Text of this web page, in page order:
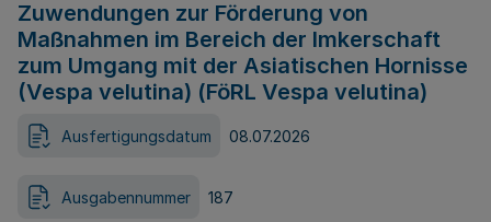
Zuwendungen zur Förderung von
Maßnahmen im Bereich der Imkerschaft
zum Umgang mit der Asiatischen Hornisse
(Vespa velutina) (FöRL Vespa velutina)
Ausfertigungsdatum 08.07.2026
Ausgabennummer 187